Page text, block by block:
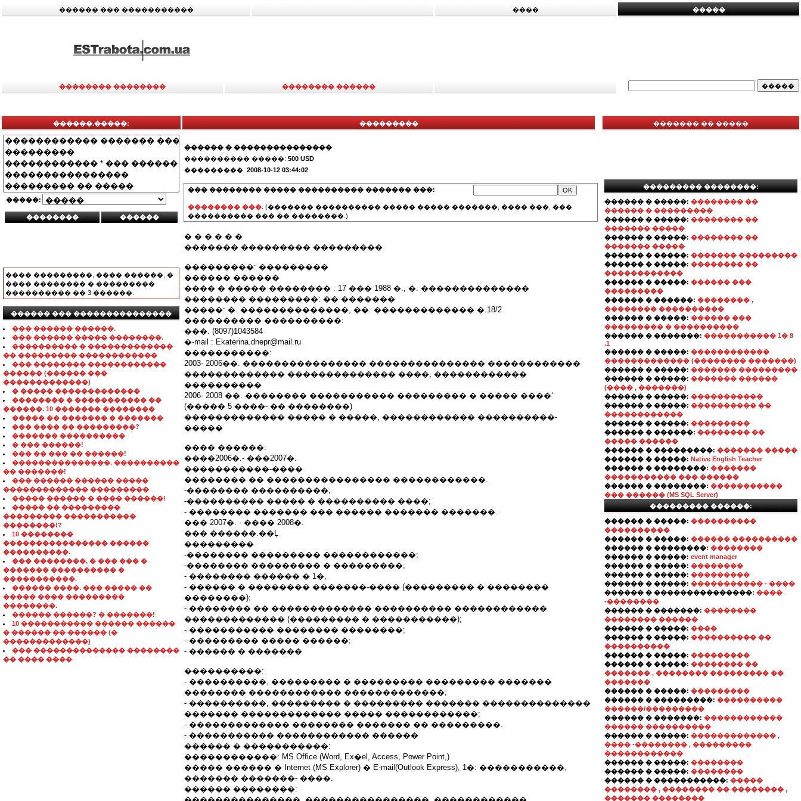
������ ��� ����������� ���� �����
�������� �������� �������� ������
������.�����:
�����:
���� ���������, ���� ������, �
���� �������� � ���������
���������� �� 3 ������.
������ ��� ���������������
��� ������ ������.
��� ������ ����� ��������.
���������� � �������������
�� ��������� ������������
��� �������� ������������
������ (������ ���
�������������)
� ����� �������������
�������� � ����������� ��
������. 10 ������� ��������
����� �� ������� � �������
��� ���� �� ���������?
������� ����������
� ��� ������!
��� �� ��� �� ������!
���������������. ����������
�� �������!
��� ������ ������ �����
������������� ���������
����� ������ � ���� ������!
����� �� ���������
��������� �����������
��������!?
10 ��������
���������������� ������
����������.
��� ��������, � ��� ��� �
������� ���������� �
�����������.
������ ����. ��� ����� ��
����� ���� ���������
��������.
������ ������? � �������!
10 ����������� ������ ������
� ������ �� ������ (�
�������������)
��� �������������� ��������
�� ���� ����
���������
������ � ���������������
���������� �����: 500 USD
���������: 2008-10-12 03:44:02
��� �������� ����� ���������� ������� ���:
�������� ���. (������� ���������� ����� ����� �������, ���� ���, ���
���������� ��� �� ��������.)
� � � � � �
������� ��������� ���������
���������: ���������
������ ������
���� � ����� �������� : 17 ��� 1988 �., �. ��������������
�������� ���������: �� �������
�����: �. ��������������, ��. ������������� �.18/2
���������� ����������:
���. (8097)1043584
�-mail : Ekaterina.dnepr@mail.ru
�����������:
2003- 2006��. ���������������� ��������������� ������������
������������� �������������� ����, ������������
����������
2006- 2008 ��. �������� ����������� ��������� � ����� ����ʻ
(����� 5 ����- �� ��������)
������������� ����� � �����, ������������ ����������-
�����
���� ������:
����2006�.- ���2007�.
�����������-����
�������� �� ���������������� ������������.
-�������� ����������;
-���������� ����� � ���������� ����;
- �������� ������� ��� ������ ������� �������.
��� 2007�. - ���� 2008�.
��� ������.��Ļ
���������
-�������� ��������� ������������;
-�������� ��������� � ���������;
- �������� ������ � 1�,
- ������ � �������� �������-���� (��������� � ��������
��������);
- �������� �� ������������� ���������� ������������
������������� (��������� � �����������);
- ����������� �������� ��������;
- ��������� ����� ������;
- ������ � �������
����������:
- ����������, ��������� � ��������� ��������� �������
�������� ������������ �������������;
- ����������, ��������� � ��������� ������� ��������������
������� ������������� ����� ������������;
- ������������� �������� ������� �� ���������.
- ����������� ������������ ������
������ � �����������:
������������: MS Office (Word, Ex�el, Access, Power Point,)
����� ������ � Internet (MS Explorer) � E-mail(Outlook Express), 1�: �����������,
������� �������- ����.
������ ��������:
������� �� �����
��������� ��������:
������ � �����: �������� ��
������ � ���������
������ � �����: �������� ��
������� �����
������ � �����: �������� ��
������� �����
������ � �����: ������� ���������
������ � �����: �������� ��
������������
������ � �����: ������ ���
���������
������ � ������: �������� ,
�������� ����������
������ � �����: ������ ���
��������� � ����������
������ � �������: ����������� 1� 8
.1
������ � �����: ������������
������������� (�������� �������)
������ � �����: ������� ���������
������ � �����: ������� ������
(���� , �������)
������ � �����: �����������
������ � �����: ���������� ��
������������
������ � �����: ���������
������ � ������: �������� ��
����� ������
������ � ���������: ������� �����
������ � �����: Native English Teacher
������ � ��������: �������
����������� ��� ������
������ � ��������: �����������
��� ������ (MS SQL Server)
��������� ������:
������ � �����: ����������
����������
������ � �����: ������ ����������
������ � ��������: ��������
������ � �����: event manager
������ � �����: ��������
������ � �����: ���������
������ � �����: ����������� - ����
������ � ���������������: ����
-��������
������ � �������: ��������
�������� ������
������ � �����: ����
������ � �����: ���������� ��
����������
������ � �����: ���������
������ � �����: �������� ��
������� , �������� ��������� ��
�������
������ � �����: ���������
������ � ���������: ����������
������/���������
������ � �������: ������������
������ ����������
������ � �����: ������������� ,
���� -�������� , ���������
������������
������ � �����: ��������
������ � �����: ��������
������ � �����������: �����
�������� , �������� �� �������� ,
������� ��������